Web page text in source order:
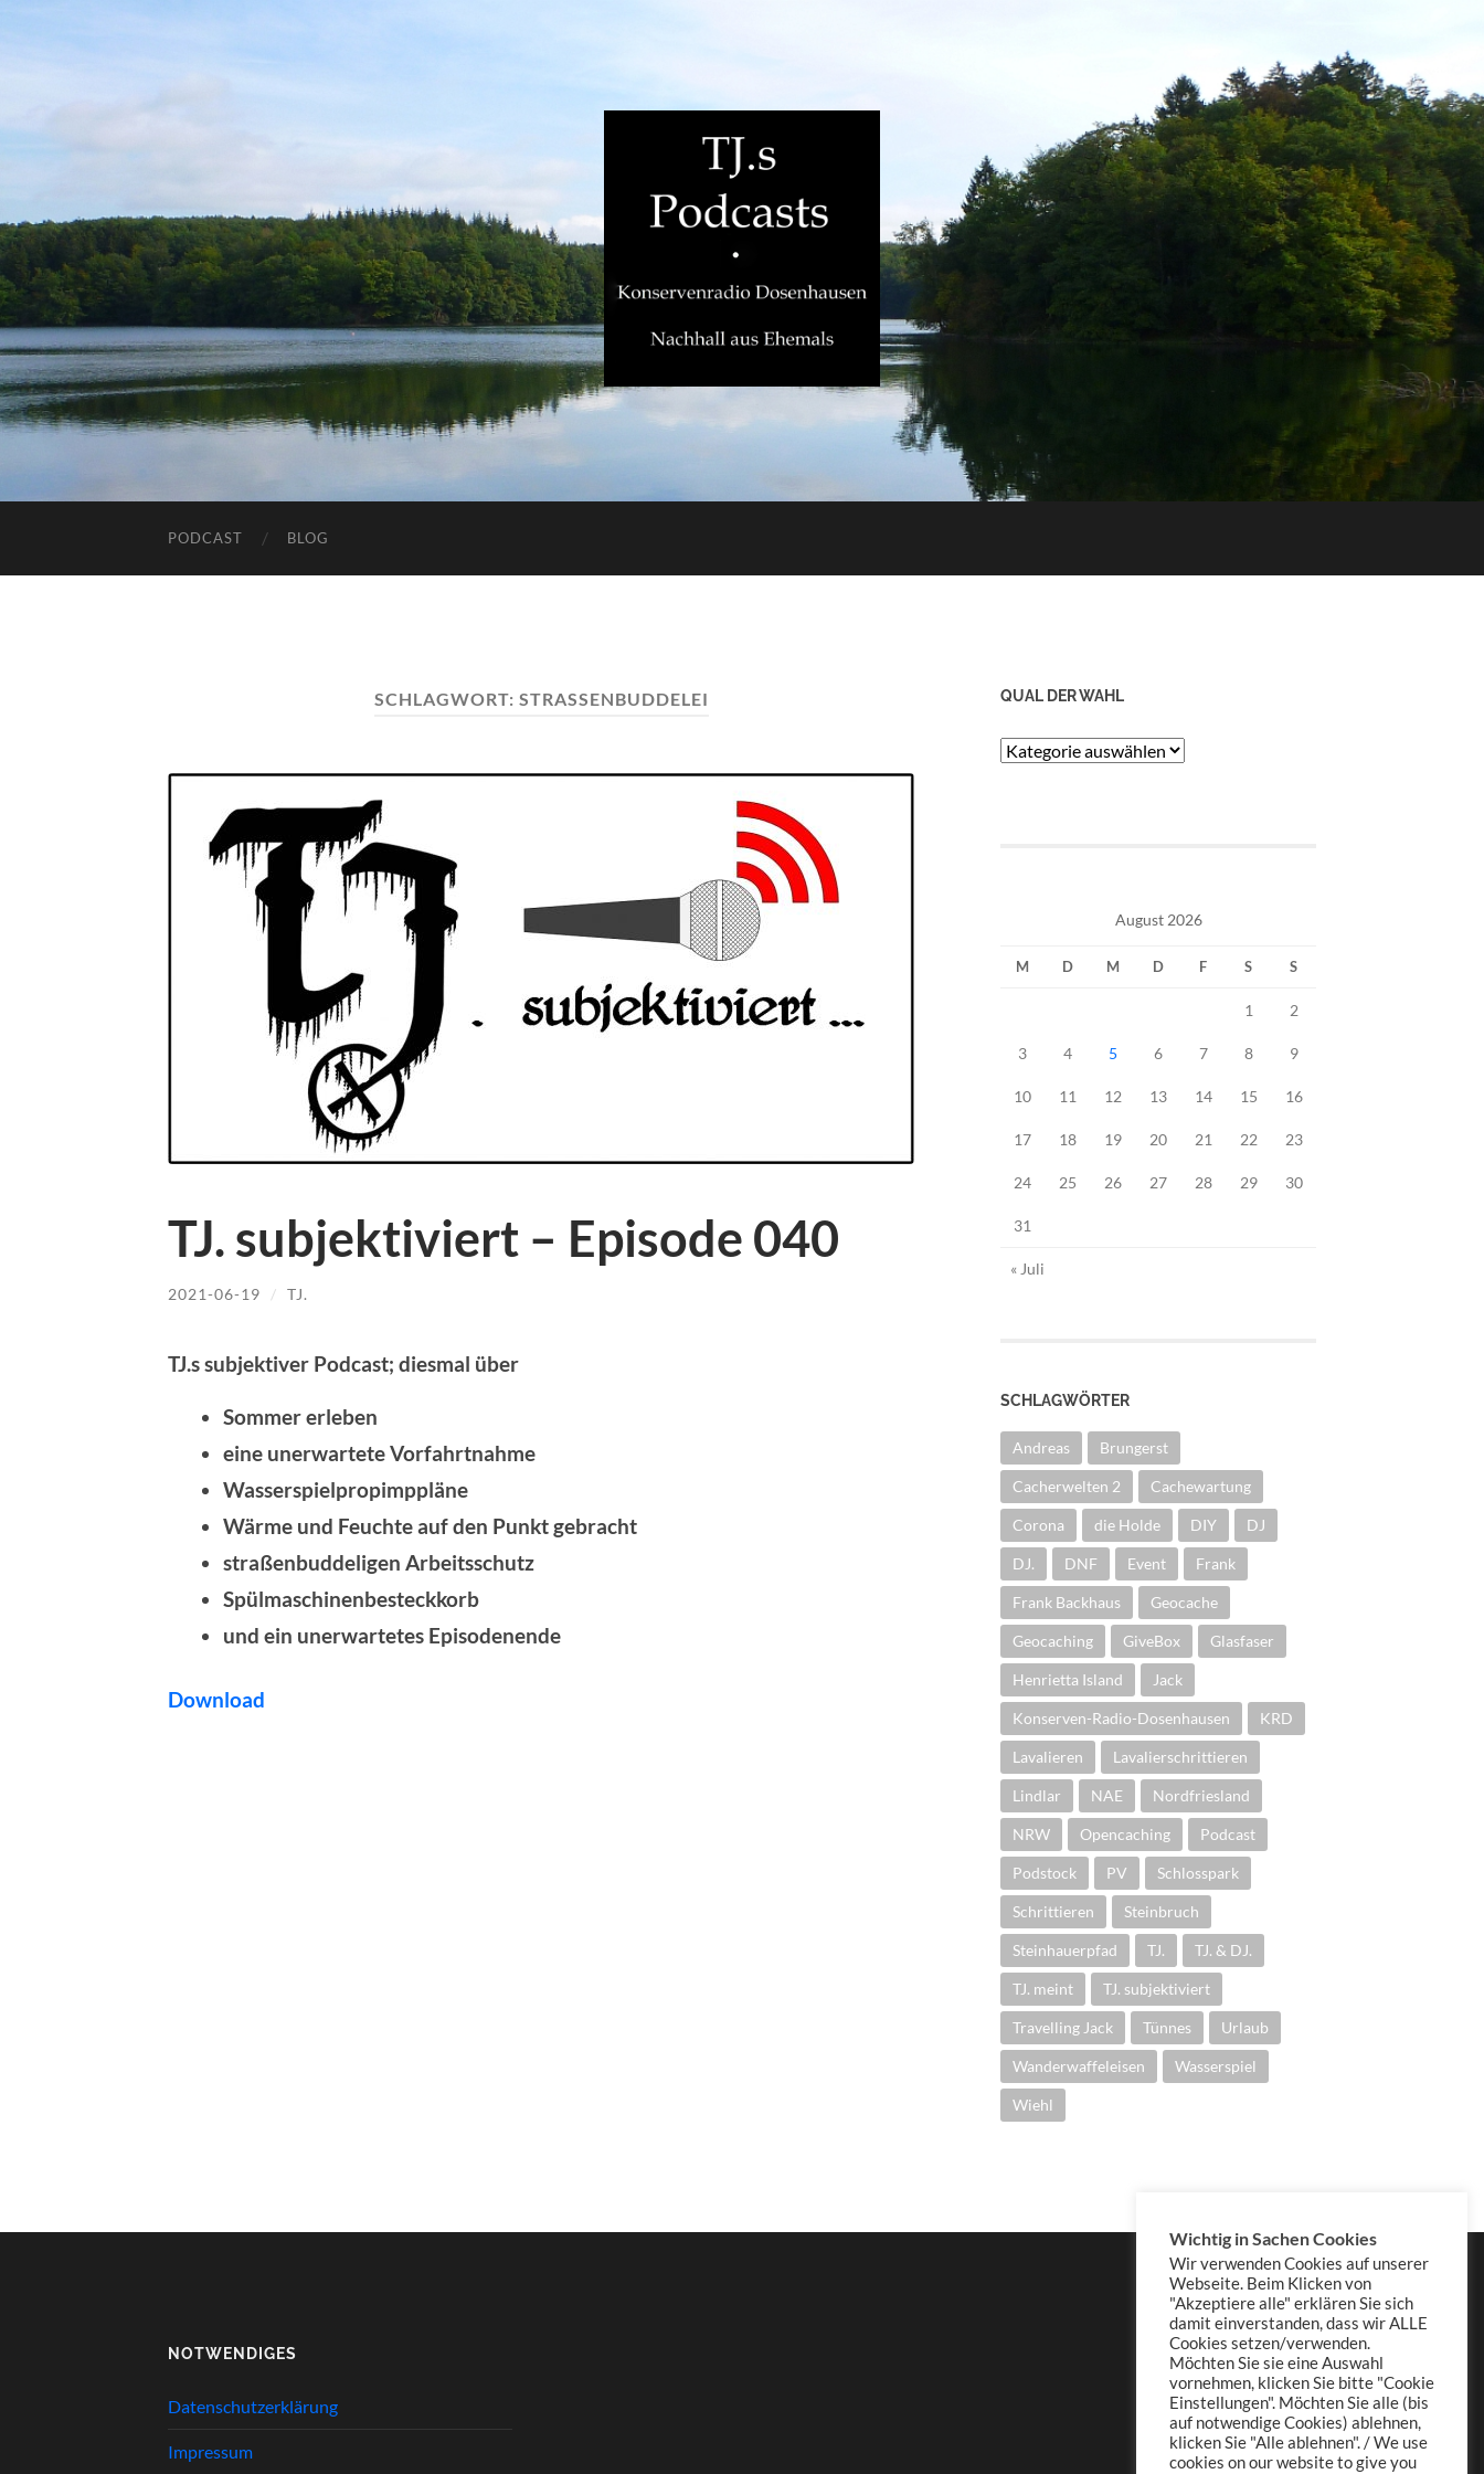
PODCAST BLOG
SCHLAGWORT: STRASSENBUDDELEI
TJ. subjektiviert – Episode 040
2021-06-19 / TJ.
TJ.s subjektiver Podcast; diesmal über
Sommer erleben
eine unerwartete Vorfahrtnahme
Wasserspielpropimppläne
Wärme und Feuchte auf den Punkt gebracht
straßenbuddeligen Arbeitsschutz
Spülmaschinenbesteckkorb
und ein unerwartetes Episodenende
Download
QUAL DER WAHL
Qual
August 2026
M D M D F S S
1 2
3 4 5 6 7 8 9
10 11 12 13 14 15 16
17 18 19 20 21 22 23
24 25 26 27 28 29 30
31
« Juli
SCHLAGWÖRTER
Andreas Brungerst
Cacherwelten 2 Cachewartung
Corona die Holde DIY DJ
DJ. DNF Event Frank
Frank Backhaus Geocache
Geocaching GiveBox Glasfaser
Henrietta Island Jack
Konserven-Radio-Dosenhausen KRD
Lavalieren Lavalierschrittieren
Lindlar NAE Nordfriesland
NRW Opencaching Podcast
Podstock PV Schlosspark
Schrittieren Steinbruch
Steinhauerpfad TJ. TJ. & DJ.
TJ. meint TJ. subjektiviert
Travelling Jack Tünnes Urlaub
Wanderwaffeleisen Wasserspiel
Wiehl
NOTWENDIGES
Datenschutzerklärung
Impressum
Wichtig in Sachen Cookies
Wir verwenden Cookies auf unserer
Webseite. Beim Klicken von
"Akzeptiere alle" erklären Sie sich
damit einverstanden, dass wir ALLE
Cookies setzen/verwenden.
Möchten Sie sie eine Auswahl
vornehmen, klicken Sie bitte "Cookie
Einstellungen". Möchten Sie alle (bis
auf notwendige Cookies) ablehnen,
klicken Sie "Alle ablehnen". / We use
cookies on our website to give you